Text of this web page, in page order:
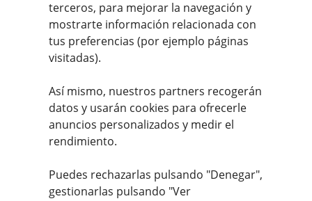
terceros, para mejorar la navegación y
mostrarte información relacionada con
tus preferencias (por ejemplo páginas
visitadas).
Así mismo, nuestros partners recogerán
datos y usarán cookies para ofrecerle
anuncios personalizados y medir el
rendimiento.
Puedes rechazarlas pulsando "Denegar",
gestionarlas pulsando "Ver
Salchicha Blanca
4,45
Valorado
con 4.75
de